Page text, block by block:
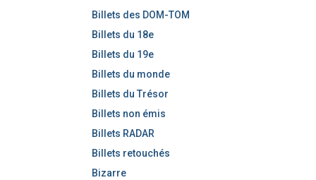
Billets des DOM-TOM
Billets du 18e
Billets du 19e
Billets du monde
Billets du Trésor
Billets non émis
Billets RADAR
Billets retouchés
Bizarre